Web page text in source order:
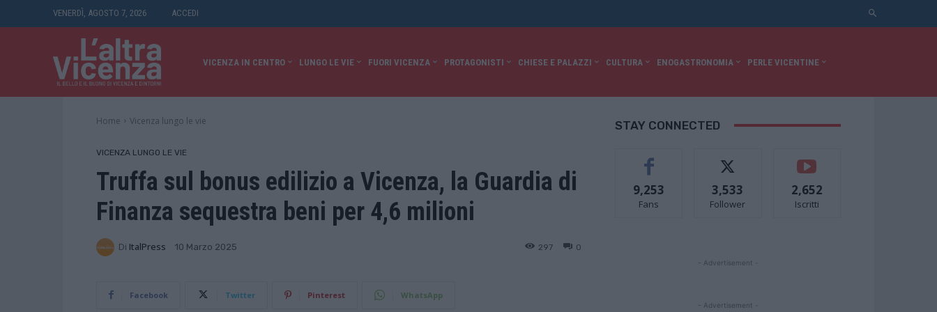
VENERDÌ, AGOSTO 7, 2026 ACCEDI
VICENZA IN CENTRO LUNGO LE VIE FUORI VICENZA PROTAGONISTI CHIESE E PALAZZI CULTURA ENOGASTRONOMIA PERLE VICENTINE
Home Vicenza lungo le vie
VICENZA LUNGO LE VIE
Truffa sul bonus edilizio a Vicenza, la Guardia di
Finanza sequestra beni per 4,6 milioni
Di ItalPress 10 Marzo 2025 0
297
Facebook Twitter Pinterest WhatsApp
STAY CONNECTED
9,253
Fans
3,533
Follower
2,652
Iscritti
- Advertisement -
- Advertisement -